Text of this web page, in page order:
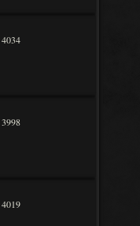
4034
3998
4019